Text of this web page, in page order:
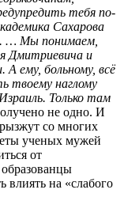
тебя по-
Сахарова
… Мы понимаем,
Дмитриевича и
А ему, больному, всё
твоему наглому
Только там
не одно. И
со многих
ученых мужей
от
влиять на «слабого